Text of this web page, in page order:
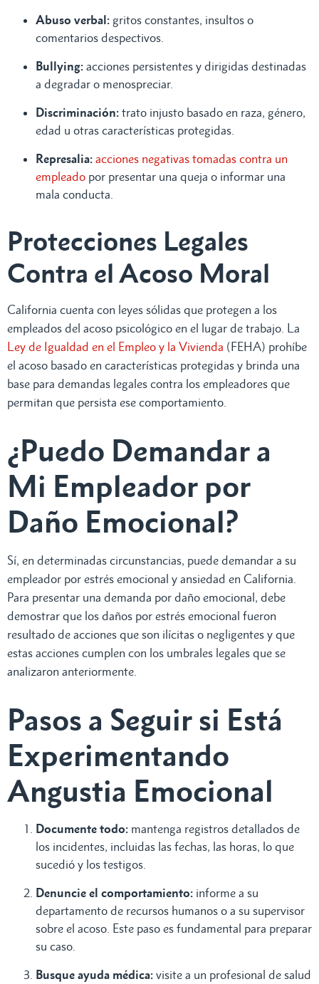
Abuso verbal: gritos constantes, insultos o
comentarios despectivos.
Bullying: acciones persistentes y dirigidas destinadas
a degradar o menospreciar.
Discriminación: trato injusto basado en raza, género,
edad u otras características protegidas.
Represalia: acciones negativas tomadas contra un
empleado por presentar una queja o informar una
mala conducta.
Protecciones Legales
Contra el Acoso Moral
California cuenta con leyes sólidas que protegen a los
empleados del acoso psicológico en el lugar de trabajo. La
Ley de Igualdad en el Empleo y la Vivienda (FEHA) prohíbe
el acoso basado en características protegidas y brinda una
base para demandas legales contra los empleadores que
permitan que persista ese comportamiento.
¿Puedo Demandar a
Mi Empleador por
Daño Emocional?
Sí, en determinadas circunstancias, puede demandar a su
empleador por estrés emocional y ansiedad en California.
Para presentar una demanda por daño emocional, debe
demostrar que los daños por estrés emocional fueron
resultado de acciones que son ilícitas o negligentes y que
estas acciones cumplen con los umbrales legales que se
analizaron anteriormente.
Pasos a Seguir si Está
Experimentando
Angustia Emocional
Documente todo: mantenga registros detallados de
los incidentes, incluidas las fechas, las horas, lo que
sucedió y los testigos.
Denuncie el comportamiento: informe a su
departamento de recursos humanos o a su supervisor
sobre el acoso. Este paso es fundamental para preparar
su caso.
Busque ayuda médica: visite a un profesional de salud